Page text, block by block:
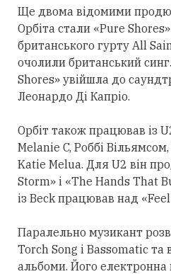
Ще двома відомими
Орбіта стали «Pure
британського гурту All
очолили британський
Shores» увійшла до
Леонардо Ді Капріо.
Орбіт також працював із
Melanie C, Роббі
Katie Melua. Для U2 він
Storm» і «The Hands That
із Beck працював над
Паралельно музикант
Torch Song і Bassomatic та
альбоми. Його електронна